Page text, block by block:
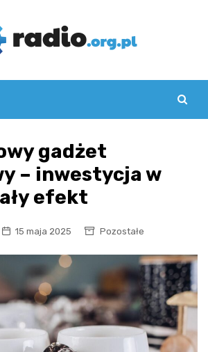
gadżet
– inwestycja w
efekt
15 maja 2025 Pozostałe